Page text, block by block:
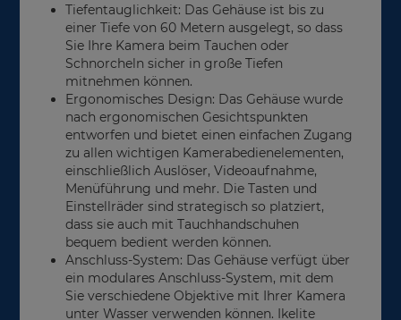
Tiefentauglichkeit: Das Gehäuse ist bis zu
einer Tiefe von 60 Metern ausgelegt, so dass
Sie Ihre Kamera beim Tauchen oder
Schnorcheln sicher in große Tiefen
mitnehmen können.
Ergonomisches Design: Das Gehäuse wurde
nach ergonomischen Gesichtspunkten
entworfen und bietet einen einfachen Zugang
zu allen wichtigen Kamerabedienelementen,
einschließlich Auslöser, Videoaufnahme,
Menüführung und mehr. Die Tasten und
Einstellräder sind strategisch so platziert,
dass sie auch mit Tauchhandschuhen
bequem bedient werden können.
Anschluss-System: Das Gehäuse verfügt über
ein modulares Anschluss-System, mit dem
Sie verschiedene Objektive mit Ihrer Kamera
unter Wasser verwenden können. Ikelite